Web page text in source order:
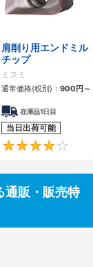
4.6
肩削り用エンドミル
チップ
ミスミ
通常価格(税別)： 900円 ～
在庫品1日目
当日出荷可能
通販・販売特